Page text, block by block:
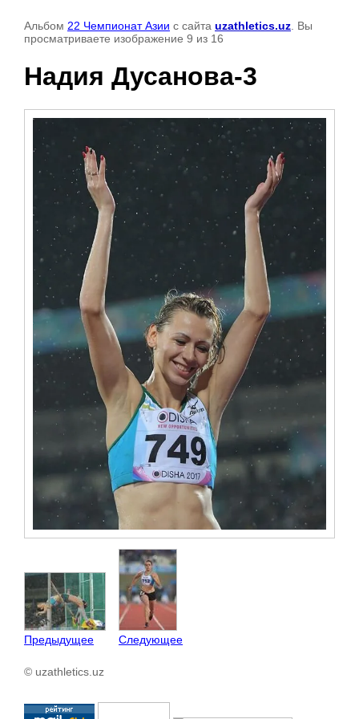
Альбом 22 Чемпионат Азии с сайта uzathletics.uz . Вы
просматриваете изображение 9 из 16
Надия Дусанова-3
Предыдущее Следующее
© uzathletics.uz